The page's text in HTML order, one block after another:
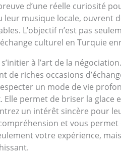
d’une réelle curiosité
musique locale, ouvrent
L’objectif n’est pas
culturel en Turquie
à l’art de la
riches occasions
un mode de vie
permet de briser la glace
un intérêt sincère pour
et vous
votre expérience,